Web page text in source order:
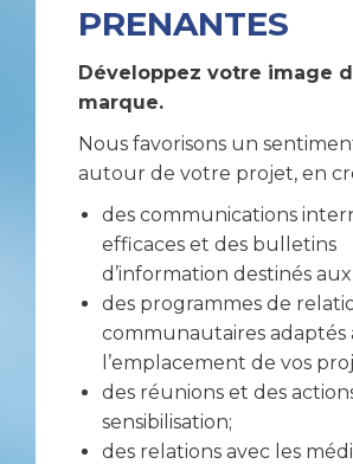
PRENANTES
Développez votre image
marque.
Nous favorisons un
autour de votre projet, en
des communications
efficaces et des bulletins
d’information destinés
des programmes de
communautaires adaptés
l’emplacement de vos
des réunions et des
sensibilisation;
des relations avec les